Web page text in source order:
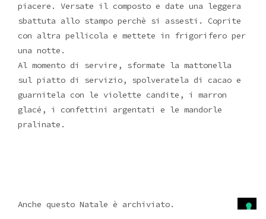
piacere. Versate il composto e date una leggera
sbattuta allo stampo perchè si assesti. Coprite
con altra pellicola e mettete in frigorifero per
una notte.
Al momento di servire, sformate la mattonella
sul piatto di servizio, spolveratela di cacao e
guarnitela con le violette candite, i marron
glacé, i confettini argentati e le mandorle
pralinate.
Anche questo Natale è archiviato.